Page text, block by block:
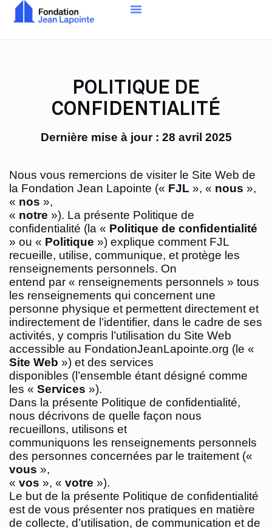
POLITIQUE DE
CONFIDENTIALITÉ
Dernière mise à jour : 28 avril 2025
Nous vous remercions de visiter le Site Web de
la Fondation Jean Lapointe (« FJL », « nous »,
« nos »,
« notre »). La présente Politique de
confidentialité (la « Politique de confidentialité
» ou « Politique ») explique comment FJL
recueille, utilise, communique, et protège les
renseignements personnels. On
entend par « renseignements personnels » tous
les renseignements qui concernent une
personne physique et permettent directement et
indirectement de l’identifier, dans le cadre de ses
activités, y compris l’utilisation du Site Web
accessible au FondationJeanLapointe.org (le «
Site Web ») et des services
disponibles (l’ensemble étant désigné comme
les « Services »).
Dans la présente Politique de confidentialité,
nous décrivons de quelle façon nous
recueillons, utilisons et
communiquons les renseignements personnels
des personnes concernées par le traitement («
vous »,
« vos », « votre »).
Le but de la présente Politique de confidentialité
est de vous présenter nos pratiques en matière
de collecte, d’utilisation, de communication et de